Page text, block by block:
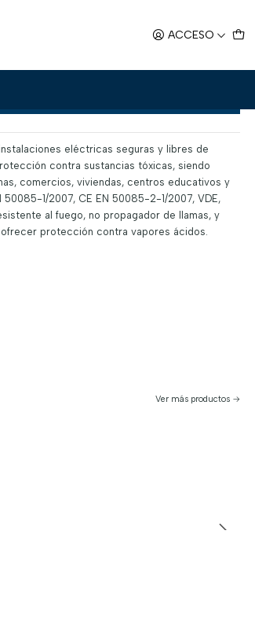
ACCESO
eléctricas seguras y libres de
contra sustancias tóxicas, siendo
comercios, viviendas, centros educativos y
1/2007, CE EN 50085-2-1/2007, VDE,
al fuego, no propagador de llamas, y
protección contra vapores ácidos.
Ver más productos